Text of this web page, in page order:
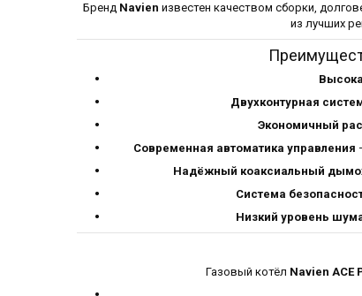
Бренд Navien известен качеством сборки,
из лучших
Двухконтурная
Экономичный
Современная автоматика управления
Надёжный коаксиальный
Система
Низкий уровень
Газовый котёл Navien ACE